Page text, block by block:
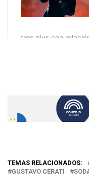
TEMAS RELACIONADOS:
GUSTAVO CERATI